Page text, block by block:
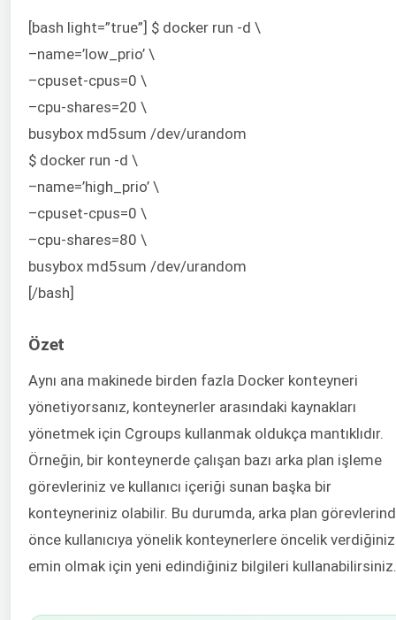
[bash light=”true”] $ docker run -d \
–name=’low_prio’ \
–cpuset-cpus=0 \
–cpu-shares=20 \
busybox md5sum /dev/urandom
$ docker run -d \
–name=’high_prio’ \
–cpuset-cpus=0 \
–cpu-shares=80 \
busybox md5sum /dev/urandom
[/bash]
Özet
Aynı ana makinede birden fazla Docker konteyneri
yönetiyorsanız, konteynerler arasındaki kaynakları
yönetmek için Cgroups kullanmak oldukça mantıklıdır.
Örneğin, bir konteynerde çalışan bazı arka plan işleme
görevleriniz ve kullanıcı içeriği sunan başka bir
konteyneriniz olabilir. Bu durumda, arka plan
önce kullanıcıya yönelik konteynerlere öncelik
emin olmak için yeni edindiğiniz bilgileri kullanabilirsiniz.